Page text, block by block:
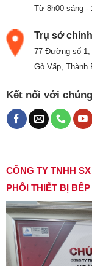
Từ 8h00 sáng -
Trụ sở chính
77 Đường số 1,
Gò Vấp, Thành
Kết nối với
CÔNG TY TNHH
PHỐI THIẾT BỊ